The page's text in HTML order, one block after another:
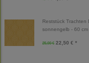
Reststück Trachten
sonnengelb - 60 cm
25,00 € 22,50 € *